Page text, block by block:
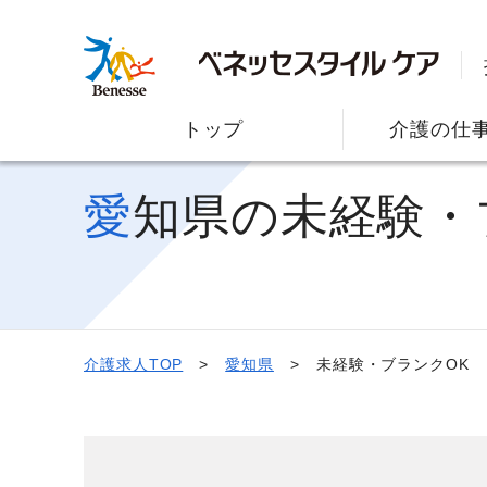
トップ 介護の仕
愛知県の未経験
介護求人TOP 愛知県 未経験・ブランクOK